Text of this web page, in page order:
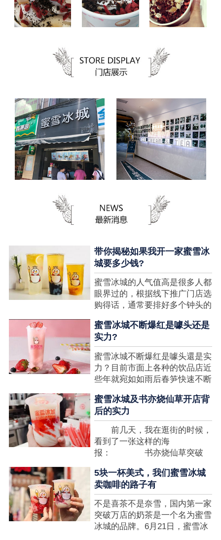
带你揭秘如果我开一家蜜雪冰
城要多少钱?
蜜雪冰城的人气值高是很多人都
眼界过的，根据线下推广门店选
购得话，通常要排好多个钟头的
想要排长队，为的便是那一杯令
人挂念的蜜雪冰城。顾客喜爱的
商品，投资者为什么会看不见在
其中的创业商机呢?许多投资者
都会了解我开一家蜜雪冰城要多
少钱?....
蜜雪冰城不断爆红是噱头还是
实力?
蜜雪冰城不断爆红是噱头還是实
力？目前市面上各种的饮品店近
些年就宛如如雨后春笋快速不断
有运营不小心便会被取代，由于
受年青人的喜爱，再加全国人民
的经济发展水准提升，奶茶饮品
行业发展趋势快速，因此 这一
制造行业有着十分....
蜜雪冰城及书亦烧仙草开店背
后的实力
前几天，我在逛街的时候，
看到了一张这样的海
报： 书亦烧仙草突破
了，这个连名字都没怎么听过的
奶茶店，怎么就悄咪咪地开了这
么多家了？ 也许大家对
5000 家店是什么量级没什么概
念，我来给对....
5块一杯美式，我们蜜雪冰城
卖咖啡的路子有
不是喜茶不是奈雪，国内第一家
突破万店的奶茶是一个名为蜜雪
冰城的品牌。6月21日，蜜雪冰